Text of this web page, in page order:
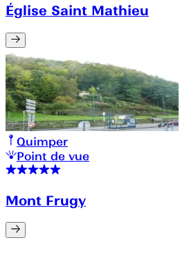
Église Saint Mathieu
Quimper
Point de vue
Mont Frugy